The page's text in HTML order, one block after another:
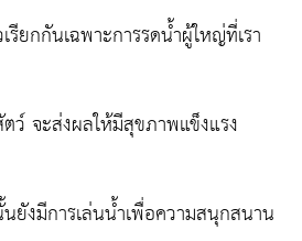
ยกกันเฉพาะการรดน้ำผู้ใหญ่ที่เรา
จะส่งผลให้มีสุขภาพแข็งแรง
ยังมีการเล่นน้ำเพื่อความสนุกสนาน